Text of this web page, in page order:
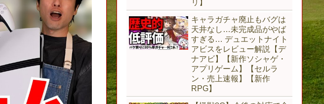
リ】
キャラガチャ廃止もバグは
天井なし…未完成品がやば
すぎる… デュエットナイト
アビスをレビュー解説【デ
ナアビ】【新作ソシャゲ・
アプリゲーム】【セルラ
ン・売上速報】【新作
RPG】